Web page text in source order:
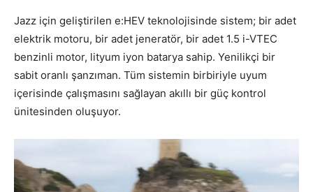
Jazz için geliştirilen e:HEV teknolojisinde sistem; bir adet
elektrik motoru, bir adet jeneratör, bir adet 1.5 i-VTEC
benzinli motor, lityum iyon batarya sahip. Yenilikçi bir
sabit oranlı şanzıman. Tüm sistemin birbiriyle uyum
içerisinde çalışmasını sağlayan akıllı bir güç kontrol
ünitesinden oluşuyor.